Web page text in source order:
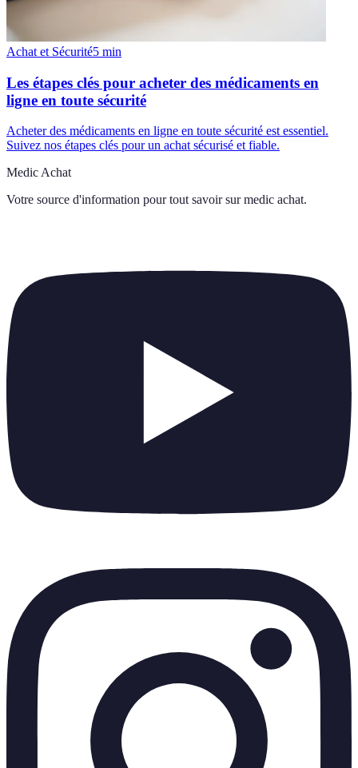
Achat et Sécurité5 min
Les étapes clés pour acheter des médicaments en
ligne en toute sécurité
Acheter des médicaments en ligne en toute sécurité est essentiel.
Suivez nos étapes clés pour un achat sécurisé et fiable.
Medic Achat
Votre source d'information pour tout savoir sur medic achat.